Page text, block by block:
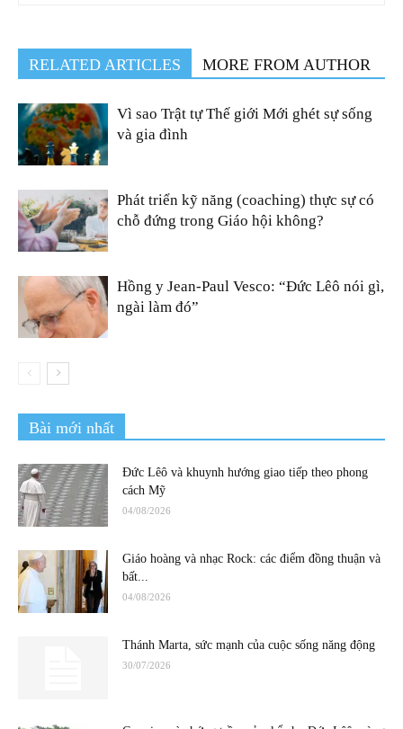
RELATED ARTICLES MORE FROM AUTHOR
Vì sao Trật tự Thế giới Mới ghét sự sống
và gia đình
Phát triển kỹ năng (coaching) thực sự có
chỗ đứng trong Giáo hội không?
Hồng y Jean-Paul Vesco: “Đức Lêô nói gì,
ngài làm đó”
Bài mới nhất
Đức Lêô và khuynh hướng giao tiếp theo phong
cách Mỹ
04/08/2026
Giáo hoàng và nhạc Rock: các điểm đồng thuận và
bất...
04/08/2026
Thánh Marta, sức mạnh của cuộc sống năng động
30/07/2026